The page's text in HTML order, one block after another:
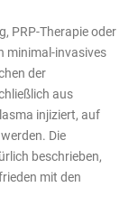
PRP-Therapie oder
minimal-invasives
der
aus
injiziert, auf
Die
beschrieben,
mit den